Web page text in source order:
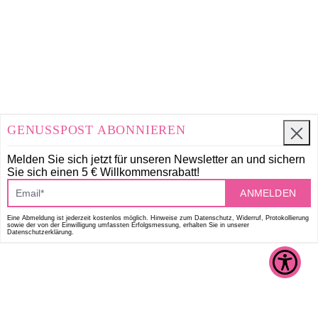
GENUSSPOST ABONNIEREN
Melden Sie sich jetzt für unseren Newsletter an und sichern
Sie sich einen 5 € Willkommensrabatt!
ANMELDEN
Eine Abmeldung ist jederzeit kostenlos möglich. Hinweise zum Datenschutz, Widerruf, Protokollierung
sowie der von der Einwilligung umfassten Erfolgsmessung, erhalten Sie in unserer
Datenschutzerklärung.